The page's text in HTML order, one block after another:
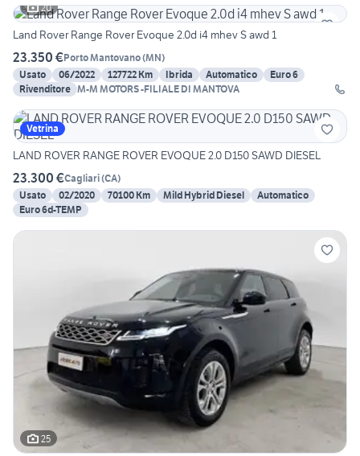
20
Land Rover Range Rover Evoque 2.0d i4 mhev S awd 1
23.350 €Porto Mantovano(MN)
Usato
06/2022 127722 Km Ibrida Automatico
Euro 6
Rivenditore M-M MOTORS -FILIALE DI MANTOVA
Vetrina
LAND ROVER RANGE ROVER EVOQUE 2.0 D150 SAWD DIESEL
23.300 €Cagliari(CA)
Usato
02/2020 70100 Km Mild Hybrid Diesel
Automatico
Euro 6d-TEMP
25